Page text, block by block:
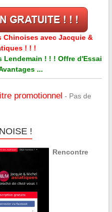
Chinoises avec Jacquie &
! ! !
Lendemain ! ! ! Offre d'Essai
...
promotionnel - Pas de
!
Rencontre